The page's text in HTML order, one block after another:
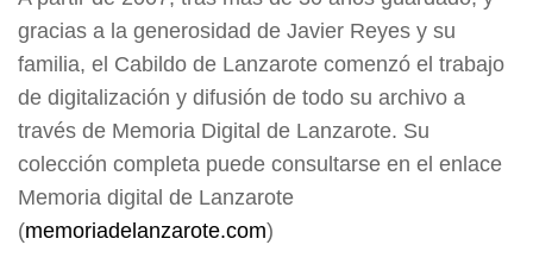
gracias a la generosidad de Javier Reyes y su
familia, el Cabildo de Lanzarote comenzó el trabajo
de digitalización y difusión de todo su archivo a
través de Memoria Digital de Lanzarote. Su
colección completa puede consultarse en el enlace
Memoria digital de Lanzarote
(memoriadelanzarote.com)